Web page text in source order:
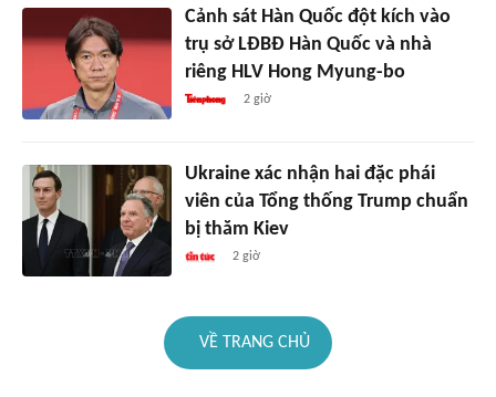
Cảnh sát Hàn Quốc đột kích vào
trụ sở LĐBĐ Hàn Quốc và nhà
riêng HLV Hong Myung-bo
2 giờ
Ukraine xác nhận hai đặc phái
viên của Tổng thống Trump chuẩn
bị thăm Kiev
2 giờ
VỀ TRANG CHỦ